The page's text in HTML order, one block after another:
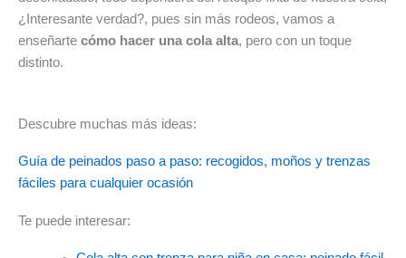
¿Interesante verdad?, pues sin más rodeos, vamos a
enseñarte cómo hacer una cola alta, pero con un toque
distinto.
Descubre muchas más ideas:
Guía de peinados paso a paso: recogidos, moños y trenzas
fáciles para cualquier ocasión
Te puede interesar: